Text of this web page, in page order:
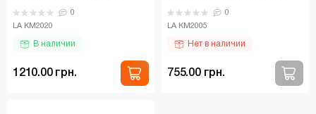
является емкостью гориз..
0
LA KM2020
В наличии
1210.00 грн.
изготовлено из..
0
LA KM2005
Нет в наличии
755.00 грн.